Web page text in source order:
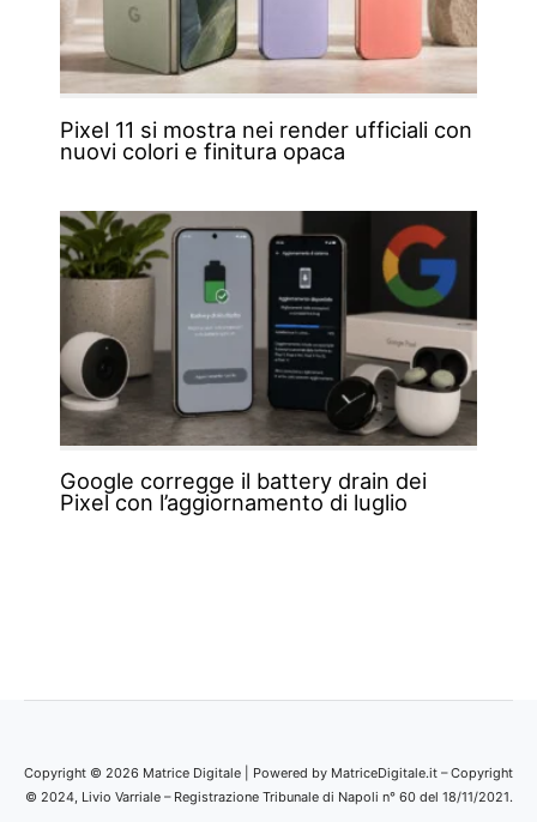
Pixel 11 si mostra nei render ufficiali con
nuovi colori e finitura opaca
Google corregge il battery drain dei
Pixel con l’aggiornamento di luglio
Copyright © 2026 Matrice Digitale | Powered by MatriceDigitale.it – Copyright
© 2024, Livio Varriale – Registrazione Tribunale di Napoli n° 60 del 18/11/2021.